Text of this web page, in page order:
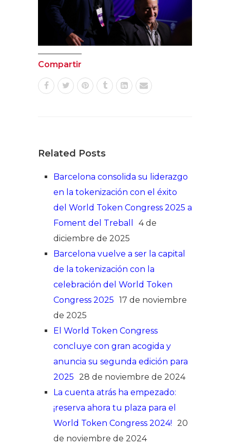
Compartir
Related Posts
Barcelona consolida su liderazgo
en la tokenización con el éxito
del World Token Congress 2025 a
Foment del Treball
4 de
diciembre de 2025
Barcelona vuelve a ser la capital
de la tokenización con la
celebración del World Token
Congress 2025 17 de noviembre
de 2025
El World Token Congress
concluye con gran acogida y
anuncia su segunda edición para
2025 28 de noviembre de 2024
La cuenta atrás ha empezado:
¡reserva ahora tu plaza para el
World Token Congress 2024! 20
de noviembre de 2024